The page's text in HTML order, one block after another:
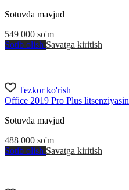
Sotuvda mavjud
549 000 so'm
Sotib olish Savatga kiritish
Tezkor ko'rish
Office 2019 Pro Plus
Sotuvda mavjud
488 000 so'm
Sotib olish Savatga kiritish